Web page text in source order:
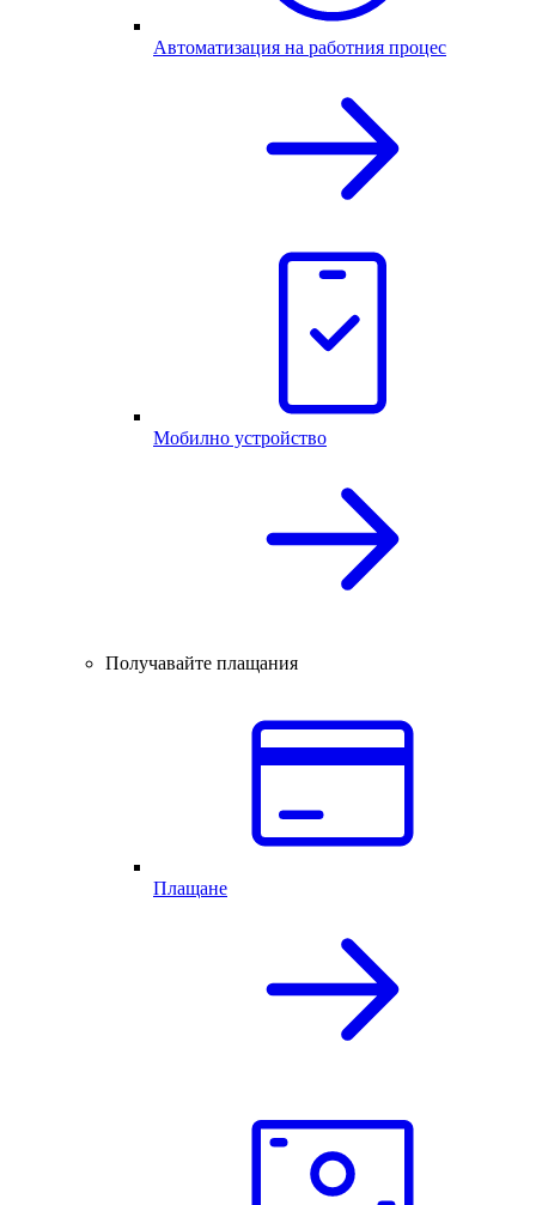
Автоматизация на работния процес
Мобилно устройство
Получавайте плащания
Плащане